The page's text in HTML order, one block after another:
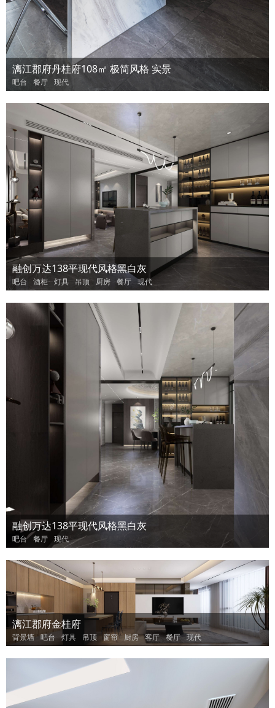
漓江郡府丹桂府108㎡ 极简风格 实景
吧台 餐厅 现代
融创万达138平现代风格黑白灰
吧台 酒柜 灯具 吊顶 厨房 餐厅 现代
融创万达138平现代风格黑白灰
吧台 餐厅 现代
漓江郡府金桂府
背景墙 吧台 灯具 吊顶 窗帘 厨房 客厅 餐厅 现代